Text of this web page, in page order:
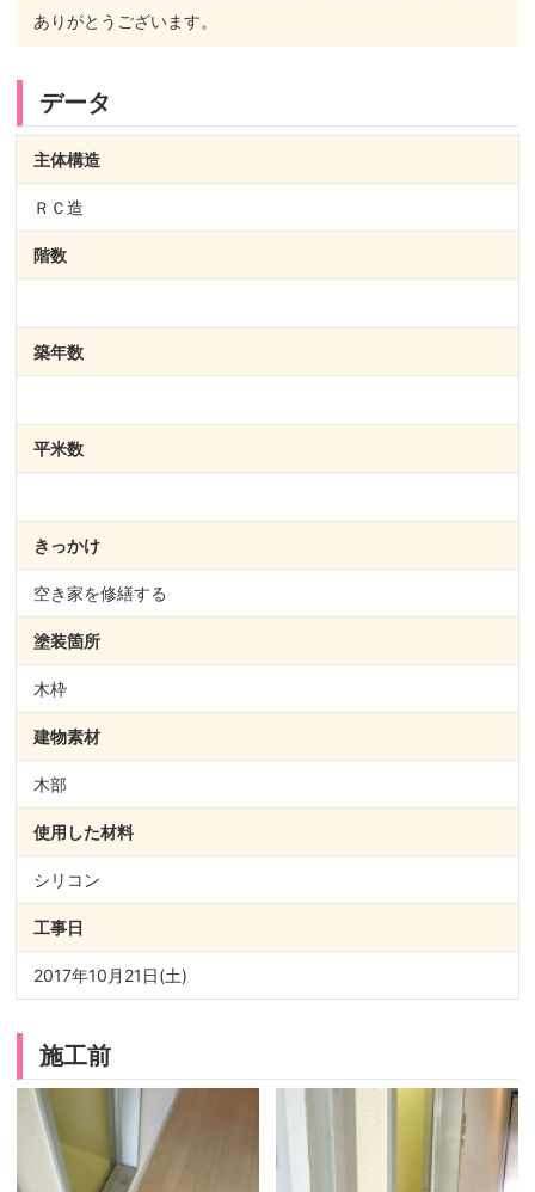
ありがとうございます。
データ
主体構造
ＲＣ造
階数
築年数
平米数
きっかけ
空き家を修繕する
塗装箇所
木枠
建物素材
木部
使用した材料
シリコン
工事日
2017年10月21日(土)
施工前